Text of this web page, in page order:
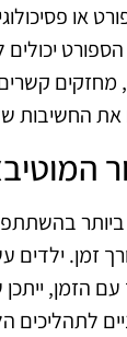
או
מחזקים
את החשיבות
זמן. ילדים
הזמן, ייתכן
לתהליכים